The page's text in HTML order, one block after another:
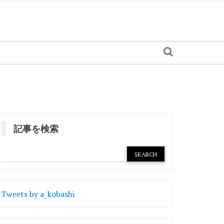
記事を検索
Tweets by a_kobashi